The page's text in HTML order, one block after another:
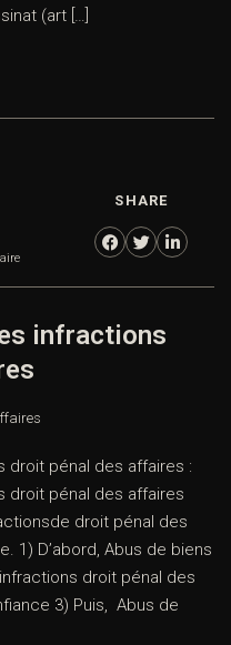
(art […]
SHARE
infractions
droit pénal des affaires :
droit pénal des affaires
droit pénal des
1) D’abord, Abus de biens
droit pénal des
3) Puis, Abus de